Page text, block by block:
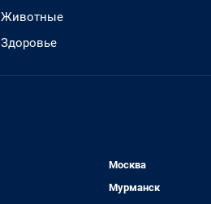
Животные
Здоровье
Москва
Мурманск